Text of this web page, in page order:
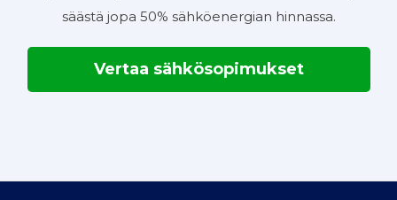
säästä jopa 50% sähköenergian hinnassa.
Vertaa sähkösopimukset